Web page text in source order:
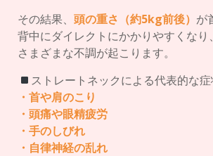
その結果、頭の重さ（約5kg前後） が
背中にダイレクトにかかりやすくなり、
さまざまな不調が起こります。
ストレートネックによる代表的な症
・首や肩のこり
・頭痛や眼精疲労
・手のしびれ
・自律神経の乱れ